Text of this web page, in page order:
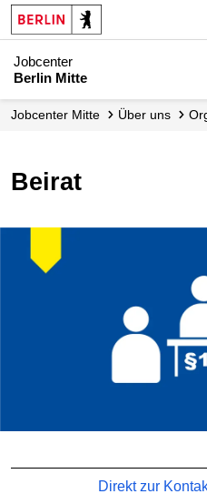
Jobcenter
Berlin Mitte
Jobcenter Mitte Über uns
Beirat
Direkt zur